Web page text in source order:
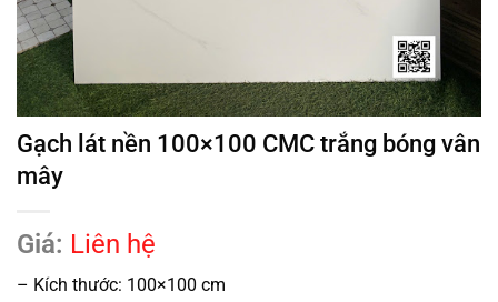
Gạch lát nền 100×100 CMC trắng bóng vân
mây
Giá: Liên hệ
– Kích thước: 100×100 cm